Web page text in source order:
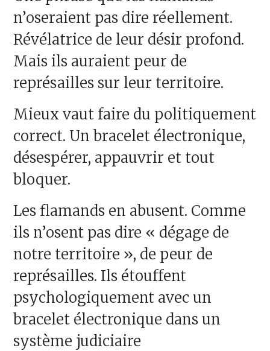
n’oseraient pas dire réellement.
Révélatrice de leur désir profond.
Mais ils auraient peur de
représailles sur leur territoire.
Mieux vaut faire du politiquement
correct. Un bracelet électronique,
désespérer, appauvrir et tout
bloquer.
Les flamands en abusent. Comme
ils n’osent pas dire « dégage de
notre territoire », de peur de
représailles. Ils étouffent
psychologiquement avec un
bracelet électronique dans un
système judiciaire